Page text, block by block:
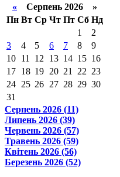
« Серпень 2026 »
Пн Вт Ср Чт Пт Сб Нд
1
2
3
4 5 6 7 8
9
10 11 12 13 14 15 16
17 18 19 20 21 22 23
24 25 26 27 28 29 30
31
Серпень 2026 (11)
Липень 2026 (39)
Червень 2026 (57)
Травень 2026 (59)
Квітень 2026 (56)
Березень 2026 (52)